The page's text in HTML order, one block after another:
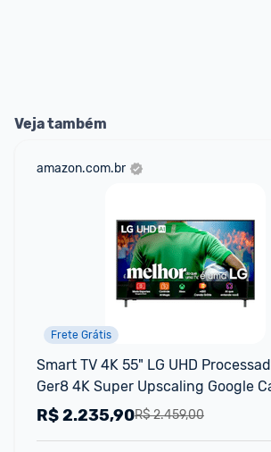
Veja também
amazon.com.br
Frete Grátis
Smart TV 4K 55" LG UHD
Ger8 4K Super Upscaling Google
Integrado Controle AI Smart Magic
R$ 2.459,00
R$2.235,90